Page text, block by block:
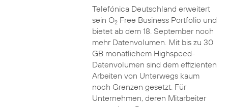
Telefónica Deutschland erweitert
sein O2Free Business Portfolio und
bietet ab dem 18. September noch
mehr Datenvolumen. Mit bis zu 30
GB monatlichem Highspeed-
Datenvolumen sind dem effizienten
Arbeiten von Unterwegs kaum
noch Grenzen gesetzt. Für
Unternehmen, deren Mitarbeiter